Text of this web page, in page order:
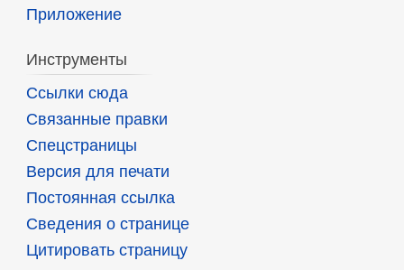
Приложение
Инструменты
Ссылки сюда
Связанные правки
Спецстраницы
Версия для печати
Постоянная ссылка
Сведения о странице
Цитировать страницу